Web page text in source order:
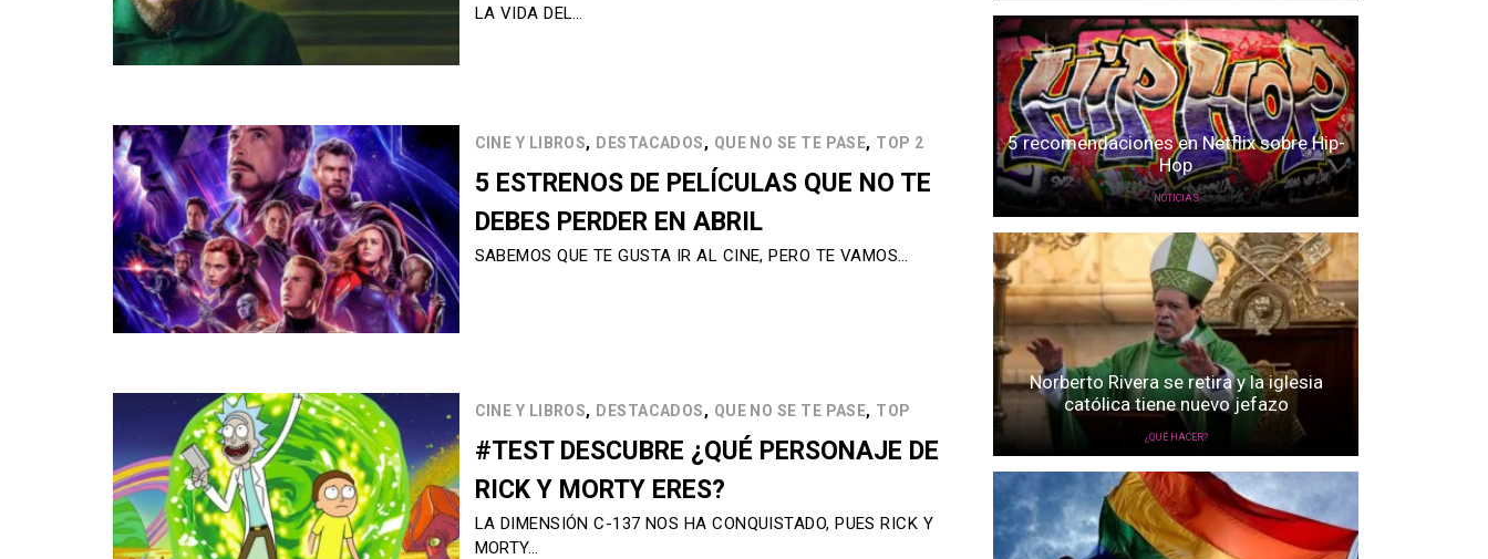
LA VIDA DEL…
CINE Y LIBROS, DESTACADOS, QUE NO SE TE PASE, TOP 2
5 ESTRENOS DE PELÍCULAS QUE NO TE
DEBES PERDER EN ABRIL
SABEMOS QUE TE GUSTA IR AL CINE, PERO TE VAMOS…
CINE Y LIBROS, DESTACADOS, QUE NO SE TE PASE, TOP
#TEST DESCUBRE ¿QUÉ PERSONAJE DE
RICK Y MORTY ERES?
LA DIMENSIÓN C-137 NOS HA CONQUISTADO, PUES RICK Y
MORTY…
5 recomendaciones en Netflix sobre Hip-
Hop
NOTICIAS
Norberto Rivera se retira y la iglesia
católica tiene nuevo jefazo
¿QUÉ HACER?